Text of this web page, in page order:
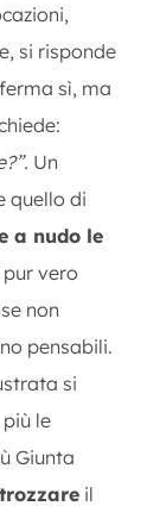
si risponde
sì, ma
Un
quello di
a nudo le
vero
non
pensabili.
si
le
Giunta
il